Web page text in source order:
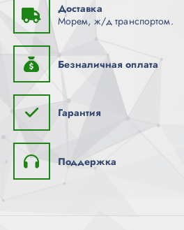
Доставка
Морем, ж/д транспортом.
Безналичная оплата
Гарантия
Поддержка